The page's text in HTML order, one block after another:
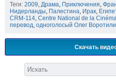
Теги: 2009 Драма Приключения
Нидерланды Палестина Ирак
CRM-114 Centre National de la
перевод одноголосый Олег
Скачать